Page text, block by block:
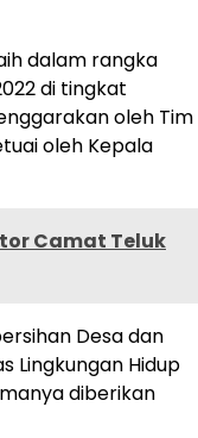
dalam rangka
di tingkat
oleh Tim
oleh Kepala
Camat Teluk
Desa dan
Lingkungan Hidup
diberikan